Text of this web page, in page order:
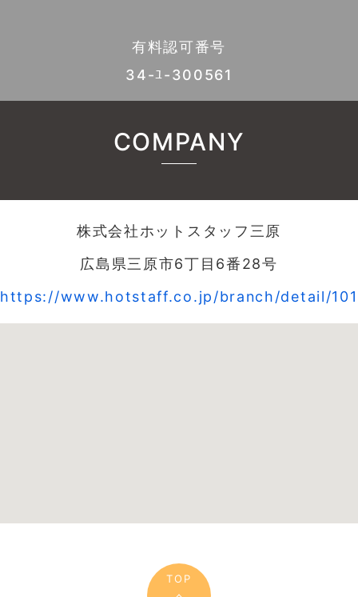
有料認可番号
34-ﾕ-300561
COMPANY
株式会社ホットスタッフ三原
広島県三原市6丁目6番28号
https://www.hotstaff.co.jp/branch/detail/
TOP